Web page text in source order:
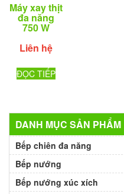
Máy xay thịt
đa năng
750 W
Liên hệ
ĐỌC TIẾP
DANH MỤC SẢN PHẨM
Bếp chiên đa năng
Bếp nướng
Bếp nướng xúc xích